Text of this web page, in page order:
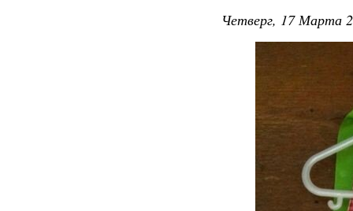
Четверг, 17 Марта